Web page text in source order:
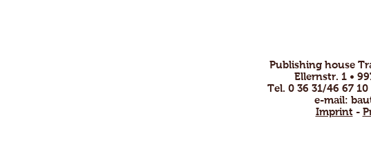
Publishing house
Ellernstr. 1 •
Tel. 0 36 31/46 67 10
e-mail:
Imprint -